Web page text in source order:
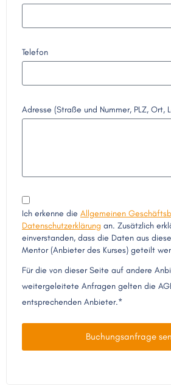
Telefon
Adresse (Straße und Nummer, PLZ, Ort,
Ich erkenne die Allgemeinen
Datenschutzerklärung an. Zusätzlich
einverstanden, dass die Daten aus
Mentor (Anbieter des Kurses) geteilt
Für die von dieser Seite auf andere
weitergeleitete Anfragen gelten die
entsprechenden Anbieter.*
Buchungsanfrage